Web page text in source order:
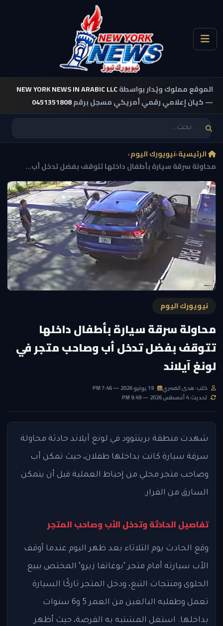
الموقع مملوك ويُدار بواسطةNEW YORK NEWS IN ARABIC LLC
— كيان إعلامي رقمي أمريكي مسجل برقم0451351808
الرئيسية›نيويورك اليوم›
محاولة سرقة سيارة بأطفال داخلها تتوقف بفضل تدخل أب...
نيويورك اليوم
محاولة سرقة سيارة بأطفال داخلها
تتوقف بفضل تدخل أب وصاحب متجر في
لونغ آيلاند
كتب: هدى المصري
تحديث: 4 أغسطس 2026 — 9:49 PM
شهدت منطقة برينتوود في لونغ آيلاند حادثة محاولة
سرقة سيارة كانت بداخلها طفلان، حيث تمكن أب
وصاحب متجر محلي من إحباط العملية قبل أن يتمكن
السارق من الفرار.
تفاصيل الحادثة وتدخل الأب وصاحب المتجر
وقع الحادث يوم الثلاثاء بعد ظهر اليوم عندما أوقف
الأب سيارته أمام متجر "بوغاتفا زيرو" المختص ببيع
الحلوى ومنتجات التبغ، ودخل المتجر تاركًا السيارة
تعمل وطفليه البالغين من العمر 5 و6 سنوات
بداخلها. استغل المشتبه به الفرصة، حيث أظهر